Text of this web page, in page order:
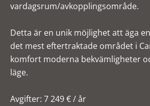
vardagsrum/avkopplingsområde.
Detta är en unik möjlighet att äga
det mest eftertraktade området i
komfort moderna bekvämligheter
läge.
Avgifter: 7 249 € / år